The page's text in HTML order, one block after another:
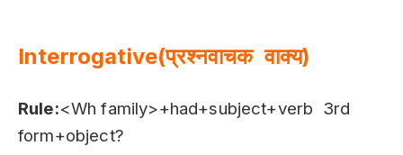
Interrogative(प्रश्नवाचक वाक्य)
Rule:<Wh family>+had+subject+verb 3rd
form+object?